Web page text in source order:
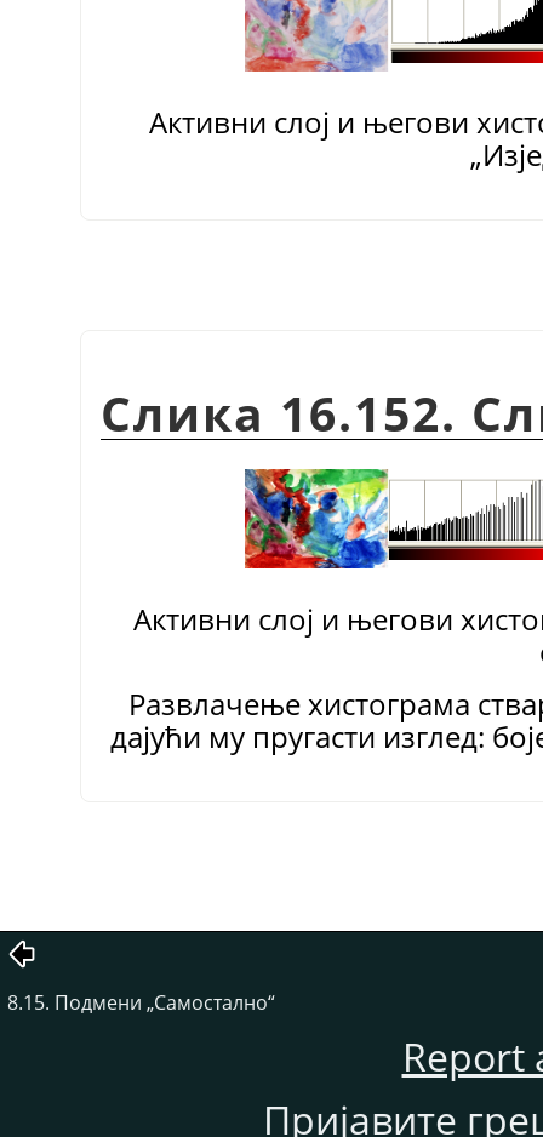
Активни слој и његови
„
Слика 16.152.
Активни слој и његови
Развлачење хистограма
дајући му пругасти изглед:
8.15. Подмени „Самостално“
Report
Пријавите